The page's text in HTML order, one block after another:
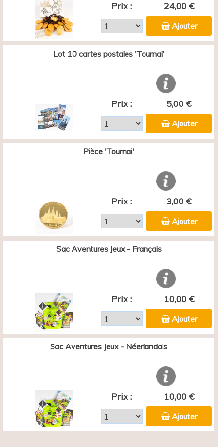
Prix : 24,00 €
Ajouter
Lot 10 cartes postales 'Tournai'
Prix : 5,00 €
Ajouter
Pièce 'Tournai'
Prix : 3,00 €
Ajouter
Sac Aventures Jeux - Français
Prix : 10,00 €
Ajouter
Sac Aventures Jeux - Néerlandais
Prix : 10,00 €
Ajouter